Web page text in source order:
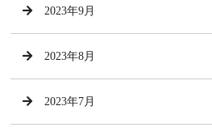
2023年9月
2023年8月
2023年7月